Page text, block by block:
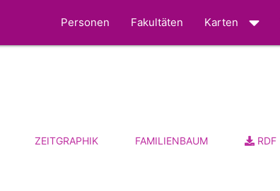
Personen Fakultäten Karten
ZEITGRAPHIK FAMILIENBAUM RDF